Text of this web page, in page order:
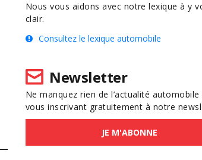
Nous vous aidons avec notre lexique à y
clair.
Consultez le lexique automobile
Newsletter
Ne manquez rien de l’actualité automobile
vous inscrivant gratuitement à notre
JE M'ABONNE